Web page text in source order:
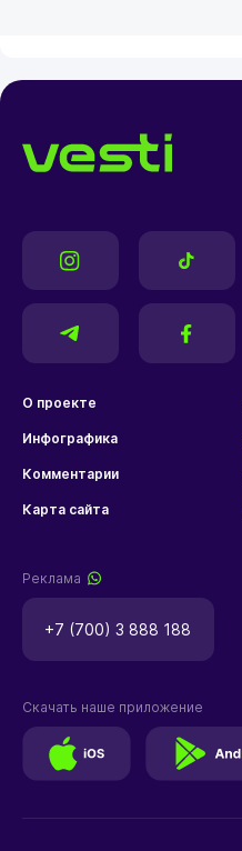
О проекте
Инфографика
Комментарии
Карта сайта
Реклама
+7 (700) 3 888 188
Скачать наше приложение